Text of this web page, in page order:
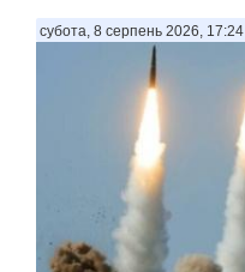
субота, 8 серпень 2026, 17:24